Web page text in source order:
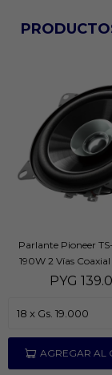
Parlante Pioneer
190W 2 Vías
PYG